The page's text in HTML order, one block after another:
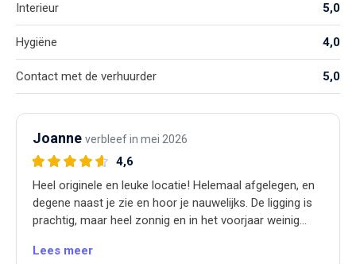
Interieur 5,0
Hygiëne 4,0
Contact met de verhuurder 5,0
Joanne verbleef in mei 2026
4,6
Heel originele en leuke locatie! Helemaal afgelegen, en
degene naast je zie en hoor je nauwelijks. De ligging is
prachtig, maar heel zonnig en in het voorjaar weinig
op sterren door de takken. Wij hebben er enorm
Lees meer